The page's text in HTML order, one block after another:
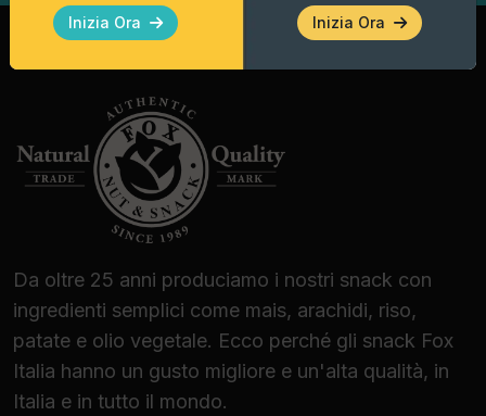
vegane e vegetariane.
Ideali per Professionisti
e Appassionati Gourmet
Le Taco Shell Fox Italia sono la scelta
d'elezione per:
Bar, Pub e Lounge Bar:
l'offerta dell'happy hour con un finger food
distintivo.
Enoteche e Beer Shop: Perfette per
degustazioni guidate, grazie alla capacità di
esaltare sia vini bianchi freschi che birre
artigianali strutturate.
Da oltre 25 anni produciamo i nostri snack con
ingredienti semplici come mais, arachidi, riso,
patate e olio vegetale. Ecco perché gli snack Fox
Italia hanno un gusto migliore e un'alta qualità, in
Italia e in tutto il mondo.
Inizia Ora Inizia Ora